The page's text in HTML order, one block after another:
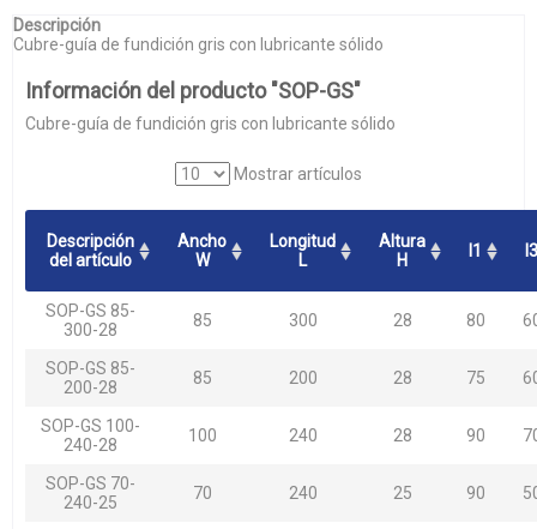
Descripción
Cubre-guía de fundición gris con lubricante sólido
Información del producto "SOP-GS"
Cubre-guía de fundición gris con lubricante sólido
Mostrar artículos
Descripción
del artículo
Ancho
W
Longitud
L
Altura
H
l1 l3
SOP-GS 85-
300-28
85 300 28 80
SOP-GS 85-
200-28
85 200 28 75
SOP-GS 100-
240-28
100 240 28 90
SOP-GS 70-
240-25
70 240 25 90